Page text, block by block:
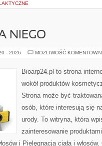
NIEGO
- 2026 MOŻLIWOŚĆ
Bioarp24.pl to strona
wokół produktów
Strona może być
osób, które interesują się
urody. To witryna, która
zainteresowanie
i Pielęgnacja ciała i